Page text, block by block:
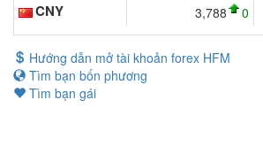
CNY 3,788 0
Hướng dẫn mở tài khoản forex HFM
Tìm bạn bốn phương
Tìm bạn gái